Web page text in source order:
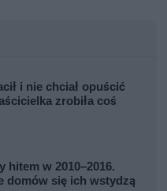
i nie chciał opuścić
zrobiła coś
hitem w 2010–2016.
domów się ich wstydzą